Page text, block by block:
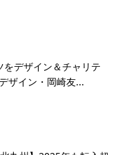
をデザイン＆チャリテ
ザイン・岡崎友...